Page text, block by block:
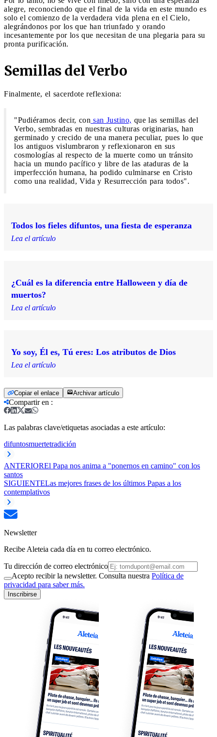
alegre, reconociendo que el final de la vida en este mundo es
solo el comienzo de la verdadera vida plena en el Cielo,
alegrándonos por los que han triunfado y orando
incesantemente por los que necesitan de una plegaria para su
pronta purificación.
Semillas del Verbo
Finalmente, el sacerdote reflexiona:
"Pudiéramos decir, con san Justino, que las semillas del
Verbo, sembradas en nuestras culturas originarias, han
germinado y crecido de una manera peculiar, pues lo que
los antiguos vislumbraron y reflexionaron en sus
cosmologías al respecto de la muerte como un tránsito
hacia un mundo pacífico y libre de las ataduras de la
imperfección humana, ha podido culminarse en Cristo
como una realidad, Vida y Resurrección para todos".
Todos los fieles difuntos, una fiesta de esperanza
Lea el artículo
¿Cuál es la diferencia entre Halloween y día de
muertos?
Lea el artículo
Yo soy, Él es, Tú eres: Los atributos de Dios
Lea el artículo
Copiar el enlace Archivar artículo
Compartir en :
Las palabras clave/etiquetas asociadas a este artículo:
difuntosmuertetradición
ANTERIOREl Papa nos anima a "ponernos en camino" con los
santos
SIGUIENTELas mejores frases de los últimos Papas a los
contemplativos
Newsletter
Recibe Aleteia cada día en tu correo electrónico.
Tu dirección de correo electrónico
Acepto recibir la newsletter. Consulta nuestra Política de
privacidad para saber más.
Inscribirse